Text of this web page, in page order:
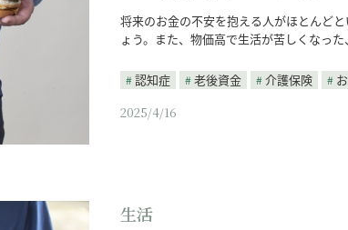
将来のお金の不安を抱える人がほとんど
ょう。また、物価高で生活が苦しくなっ
認知症 老後資金 介護保険
2025/4/16
生活